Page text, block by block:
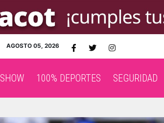
AGOSTO 05, 2026
SHOW 100% DEPORTES SEGURIDAD